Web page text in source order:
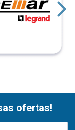
ofertas!